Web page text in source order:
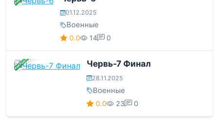
01.12.2025
Военные
0.0 14 0
ЗАВЕРШЕНА Червь-7 Финал
28.11.2025
Военные
0.0 23 0